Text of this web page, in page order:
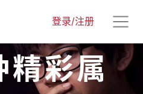
登录/注册
精彩属